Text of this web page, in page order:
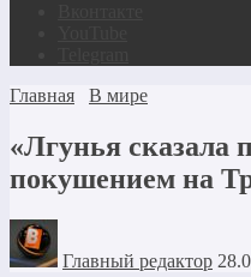
Главная
В мире
«Лгунья сказала
покушением на
Главный редактор